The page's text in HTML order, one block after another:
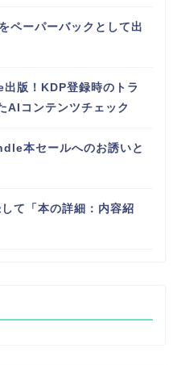
ペーパーバックとして出
版！KDP登録時のトラ
AIコンテンツチェック
本セールへのお誘いと
て「本の詳細：内容紹